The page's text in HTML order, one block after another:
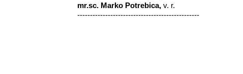
mr.sc. Marko Potrebica, v. r.
------------------------------------------------